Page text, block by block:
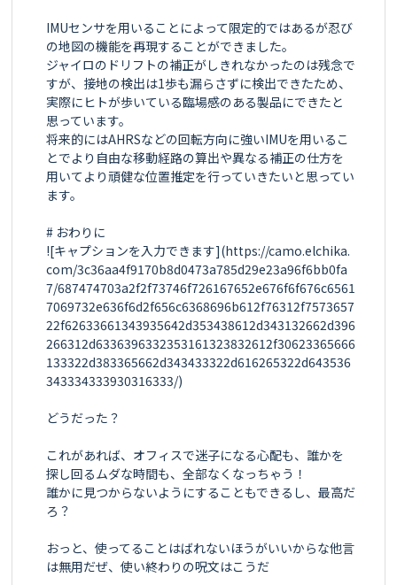
IMUセンサを用いることによって限定的ではあるが忍び
の地図の機能を再現することができました。
ジャイロのドリフトの補正がしきれなかったのは残念で
すが、接地の検出は1歩も漏らさずに検出できたため、
実際にヒトが歩いている臨場感のある製品にできたと
思っています。
将来的にはAHRSなどの回転方向に強いIMUを用いるこ
とでより自由な移動経路の算出や異なる補正の仕方を
用いてより頑健な位置推定を行っていきたいと思ってい
ます。
# おわりに
![キャプションを入力できます](https://camo.elchika.
com/3c36aa4f9170b8d0473a785d29e23a96f6bb0fa
7/687474703a2f2f73746f726167652e676f6f676c6561
7069732e636f6d2f656c6368696b612f76312f7573657
22f62633661343935642d353438612d343132662d396
266312d6336396332353161323832612f30623365666
133322d383365662d343433322d616265322d643536
343334333930316333/)
どうだった？
これがあれば、オフィスで迷子になる心配も、誰かを
探し回るムダな時間も、全部なくなっちゃう！
誰かに見つからないようにすることもできるし、最高だ
ろ？
おっと、使ってることはばれないほうがいいからな他言
は無用だぜ、使い終わりの呪文はこうだ